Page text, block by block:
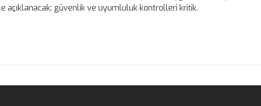
açıklanacak; güvenlik ve uyumluluk kontrolleri kritik.